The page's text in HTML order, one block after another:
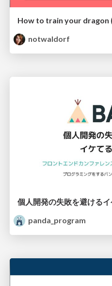
How to train your dragon
notwaldorf
panda_program